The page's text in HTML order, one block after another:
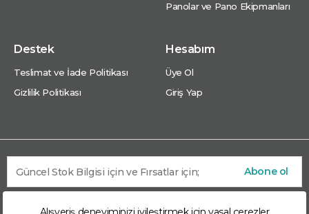
Panolar ve Pano Ekipmanları
Destek
Teslimat ve İade Politikası
Gizlilik Politikası
Hesabım
Üye Ol
Giriş Yap
Abone ol